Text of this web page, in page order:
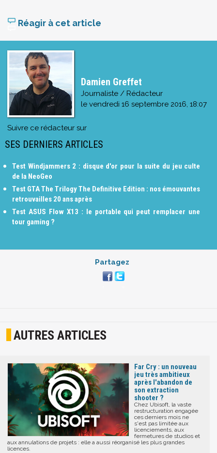
Réagir à cet article
Damien Greffet
Journaliste / Rédacteur
le vendredi 16 septembre 2016, 18:07
Suivre ce rédacteur sur
SES DERNIERS ARTICLES
Test Windjammers 2 : disque d'or pour la suite du jeu culte
de la NeoGeo
Test GTA The Trilogy The Definitive Edition : nos émouvantes
retrouvailles 20 ans après
Test ASUS Flow X13 : le portable qui peut remplacer une
tour gaming ?
Partagez
AUTRES ARTICLES
Far Cry : un nouveau
jeu très ambitieux
après l'abandon de
son extraction
shooter ?
Chez Ubisoft, la vaste
restructuration engagée
ces derniers mois ne
s'est pas limitée aux
licenciements, aux
fermetures de studios et
aux annulations de projets : elle a aussi réorganisé les plus grandes
licences.